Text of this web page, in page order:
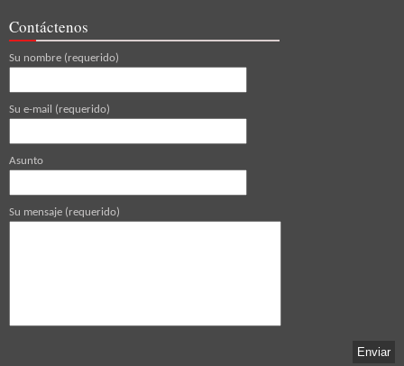
Contáctenos
Su nombre (requerido)
Su e-mail (requerido)
Asunto
Su mensaje (requerido)